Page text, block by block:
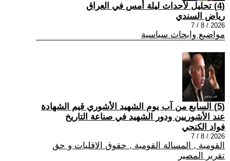
(4) تحليل لأحداث ليلة أمس في العراق
رياض السندي
2026 / 8 / 7
مواضيع وابحاث سياسية
(5) السابع من آب يوم الشهيد الأشوري قيم الشهادة
عند الأشوريين ودور الشهيد في صناعة التاريخ
فواد الكنجي
2026 / 8 / 7
القومية , المسالة القومية , حقوق الاقليات و حق
تقرير المصير